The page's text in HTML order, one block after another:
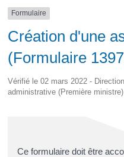
Formulaire
Création d'une
(Formulaire
Vérifié le 02 mars 2022 -
administrative (Première ministre)
Ce formulaire doit être